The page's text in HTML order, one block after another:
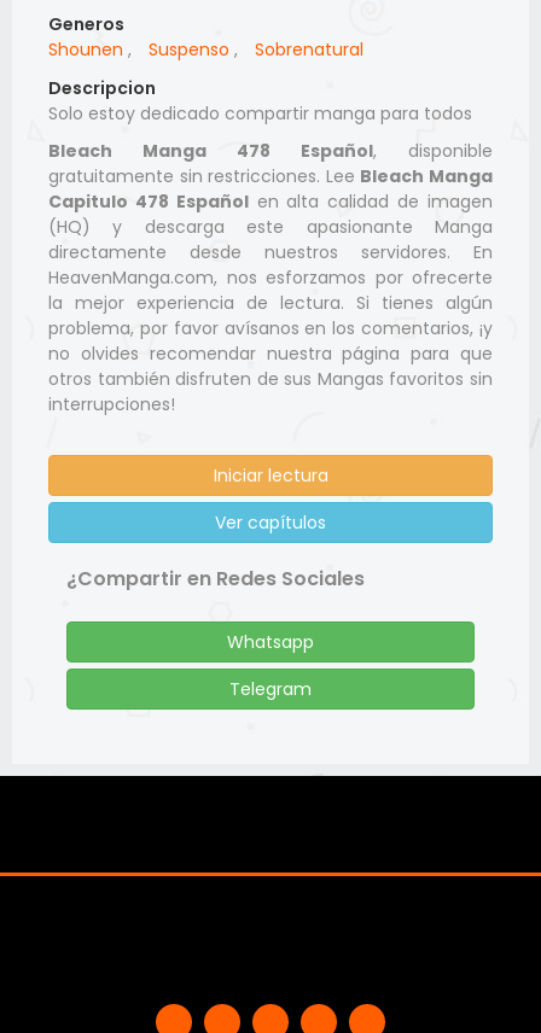
Generos
Shounen , Suspenso ,
Sobrenatural
Descripcion
Solo estoy dedicado compartir manga para todos
Bleach Manga 478 Español, disponible
gratuitamente sin restricciones. Lee Bleach Manga
Capitulo 478 Españolen alta calidad de imagen
(HQ) y descarga este apasionante Manga
directamente desde nuestros servidores. En
HeavenManga.com, nos esforzamos por ofrecerte
la mejor experiencia de lectura. Si tienes algún
problema, por favor avísanos en los comentarios, ¡y
no olvides recomendar nuestra página para que
otros también disfruten de sus Mangas favoritos sin
interrupciones!
Iniciar lectura
Ver capítulos
¿Compartir en Redes Sociales
Whatsapp
Telegram